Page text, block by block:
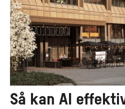
Så kan AI